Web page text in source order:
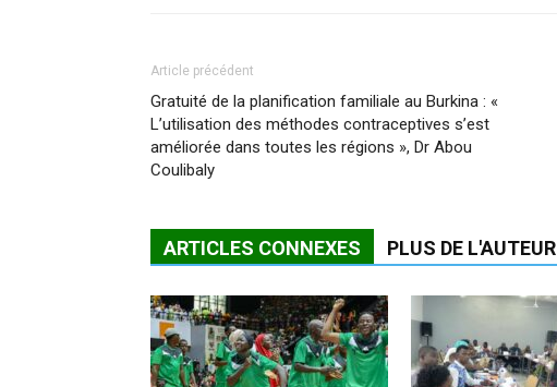
Article précédent
Gratuité de la planification familiale au Burkina : «
L’utilisation des méthodes contraceptives s’est
améliorée dans toutes les régions », Dr Abou
Coulibaly
ARTICLES CONNEXES PLUS DE L'AUTEUR